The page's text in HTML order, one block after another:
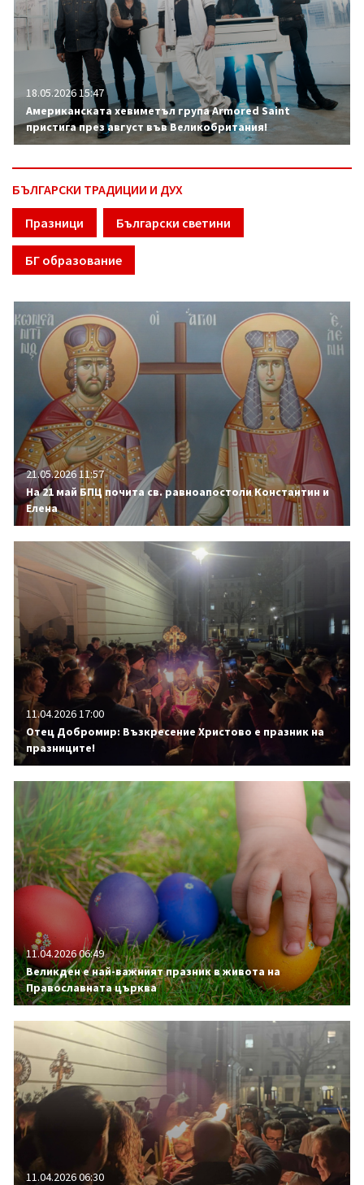
18.05.2026 15:47
Американската хевиметъл група Armored Saint
пристига през август във Великобритания!
БЪЛГАРСКИ ТРАДИЦИИ И ДУХ
Празници Български светини
БГ образование
21.05.2026 11:57
На 21 май БПЦ почита св. равноапостоли Константин и
Елена
11.04.2026 17:00
Отец Добромир: Възкресение Христово е празник на
празниците!
11.04.2026 06:49
Великден е най-важният празник в живота на
Православната църква
11.04.2026 06:30